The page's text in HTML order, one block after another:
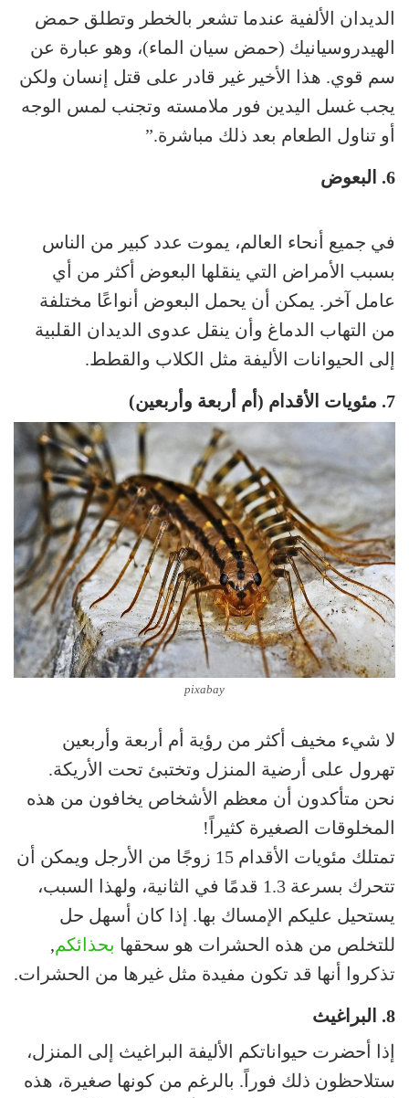
الديدان الألفية عندما تشعر بالخطر وتطلق حمض
الهيدروسيانيك (حمض سيان الماء)، وهو عبارة عن
سم قوي. هذا الأخير غير قادر على قتل إنسان ولكن
يجب غسل اليدين فور ملامسته وتجنب لمس الوجه
أو تناول الطعام بعد ذلك مباشرة.”
6. البعوض
في جميع أنحاء العالم، يموت عدد كبير من الناس
بسبب الأمراض التي ينقلها البعوض أكثر من أي
عامل آخر. يمكن أن يحمل البعوض أنواعًا مختلفة
من التهاب الدماغ وأن ينقل عدوى الديدان القلبية
إلى الحيوانات الأليفة مثل الكلاب والقطط.
7. مئويات الأقدام (أم أربعة وأربعين)
pixabay
لا شيء مخيف أكثر من رؤية أم أربعة وأربعين
تهرول على أرضية المنزل وتختبئ تحت الأريكة.
نحن متأكدون أن معظم الأشخاص يخافون من هذه
المخلوقات الصغيرة كثيراً!
تمتلك مئويات الأقدام 15 زوجًا من الأرجل ويمكن أن
تتحرك بسرعة 1.3 قدمًا في الثانية، ولهذا السبب،
يستحيل عليكم الإمساك بها. إذا كان أسهل حل
للتخلص من هذه الحشرات هو سحقها بحذائكم,
تذكروا أنها قد تكون مفيدة مثل غيرها من الحشرات.
8. البراغيث
إذا أحضرت حيواناتكم الأليفة البراغيث إلى المنزل،
ستلاحظون ذلك فوراً. بالرغم من كونها صغيرة، هذه